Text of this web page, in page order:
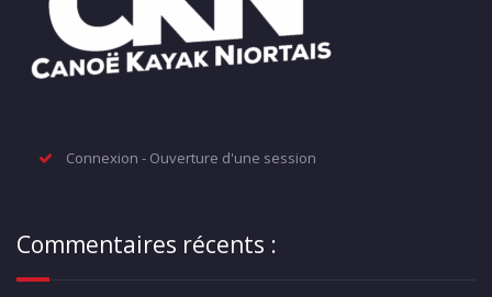
Connexion - Ouverture d'une session
Commentaires récents :